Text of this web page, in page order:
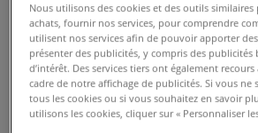
Nous utilisons des cookies et des outils
achats, fournir nos services, pour comprendre
utilisent nos services afin de pouvoir apporter
présenter des publicités, y compris des publicités
d’intérêt. Des services tiers ont également
cadre de notre affichage de publicités. Si vous ne
tous les cookies ou si vous souhaitez en savoir
utilisons les cookies, cliquer sur « Personnaliser